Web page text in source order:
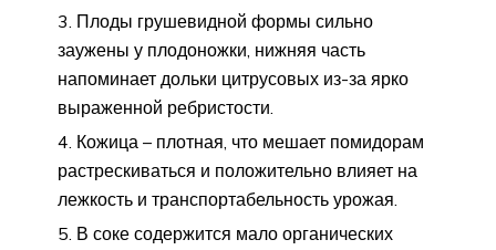
Плоды грушевидной формы сильно
заужены у плодоножки, нижняя часть
напоминает дольки цитрусовых из-за ярко
выраженной ребристости.
Кожица – плотная, что мешает помидорам
растрескиваться и положительно влияет на
лежкость и транспортабельность урожая.
В соке содержится мало органических